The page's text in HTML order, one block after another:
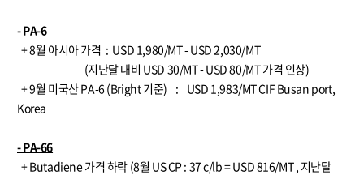
- PA-6
+ 8월 아시아 가격 : USD 1,980/MT - USD 2,030/MT
(지난달 대비 USD 30/MT - USD 80/MT 가격 인상)
+ 9월 미국산 PA-6 (Bright 기준) : USD 1,983/MT CIF Busan port,
Korea
- PA-66
+ Butadiene 가격 하락 (8월 US CP : 37 c/lb = USD 816/MT , 지난달